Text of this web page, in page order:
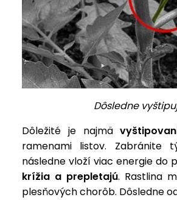
Dôsledne
Dôležité je najmä
ramenami listov. Zabránite
následne vloží viac energie do
krížia a prepletajú. Rastlina
plesňových chorôb. Dôsledne